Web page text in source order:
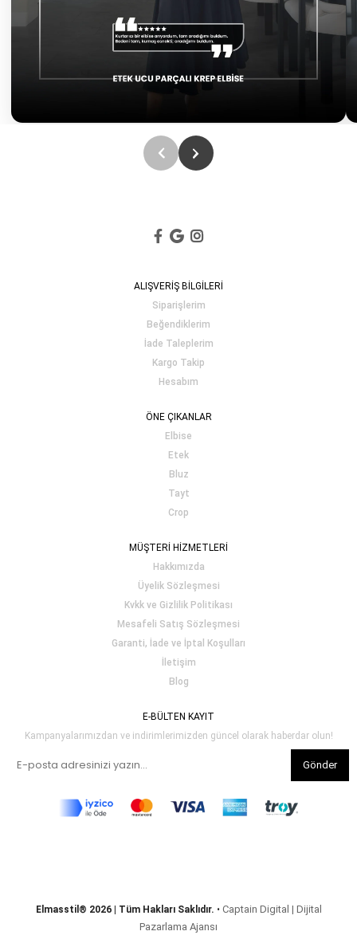
ALIŞVERİŞ BİLGİLERİ
Siparişlerim
Beğendiklerim
İade Taleplerim
Kargo Takip
Hesabım
ÖNE ÇIKANLAR
Elbise
Etek
Bluz
Tayt
Crop
MÜŞTERİ HİZMETLERİ
Hakkımızda
Üyelik Sözleşmesi
Kvkk ve Gizlilik Politikası
Mesafeli Satış Sözleşmesi
Garanti, İade ve İptal Koşulları
İletişim
Blog
E-BÜLTEN KAYIT
Kampanyalarımızdan ve indirimlerimizden güncel olarak haberdar olun!
Gönder
Elmasstil® 2026 | Tüm Hakları Saklıdır. • Captain Digital | Dijital
Pazarlama Ajansı